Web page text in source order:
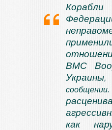
ВМС
Украины,
как